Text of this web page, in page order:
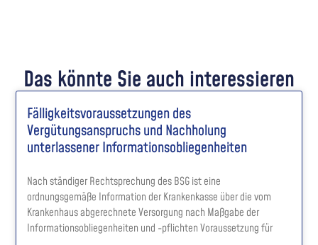
Das könnte Sie auch interessieren
Fälligkeitsvoraussetzungen des
Vergütungsanspruchs und Nachholung
unterlassener Informationsobliegenheiten
Nach ständiger Rechtsprechung des BSG ist eine
ordnungsgemäße Information der Krankenkasse über die vom
Krankenhaus abgerechnete Versorgung nach Maßgabe der
Informationsobliegenheiten und -pflichten Voraussetzung für